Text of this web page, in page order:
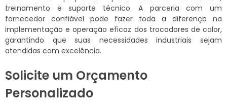
treinamento e suporte técnico. A parceria com um
fornecedor confiável pode fazer toda a diferença na
implementação e operação eficaz dos trocadores de calor,
garantindo que suas necessidades industriais sejam
atendidas com excelência.
Solicite um Orçamento
Personalizado